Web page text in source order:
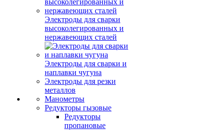
Электроды для сварки
высоколегированных и
нержавеющих сталей
Электроды для сварки и
наплавки чугуна
Электроды для резки
металлов
Манометры
Редукторы гызовые
Редукторы
пропановые